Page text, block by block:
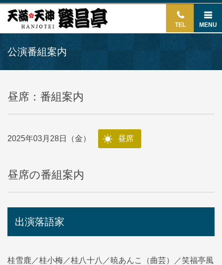
TEL MENU
公演番組案内
昼席：番組案内
2025年03月28日（金） 昼席
昼席の番組案内
出演落語家
桂雪鹿／桂小梅／桂八十八／暁あんこ（曲芸）／笑福亭風